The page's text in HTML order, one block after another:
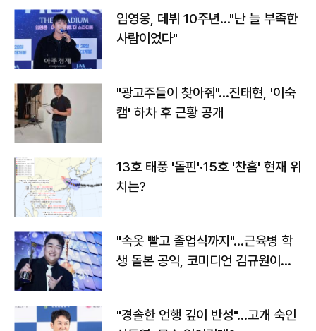
임영웅, 데뷔 10주년…"난 늘 부족한
사람이었다"
"광고주들이 찾아줘"…진태현, '이숙
캠' 하차 후 근황 공개
13호 태풍 '돌핀'·15호 '찬홈' 현재 위
치는?
"속옷 빨고 졸업식까지"…근육병 학
생 돌본 공익, 코미디언 김규원이었
"경솔한 언행 깊이 반성"…고개 숙인